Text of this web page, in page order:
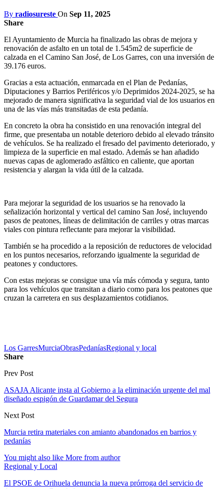
By radiosureste On Sep 11, 2025
Share
El Ayuntamiento de Murcia ha finalizado las obras de mejora y
renovación de asfalto en un total de 1.545m2 de superficie de
calzada en el Camino San José, de Los Garres, con una inversión de
39.176 euros.
Gracias a esta actuación, enmarcada en el Plan de Pedanías,
Diputaciones y Barrios Periféricos y/o Deprimidos 2024-2025, se ha
mejorado de manera significativa la seguridad vial de los usuarios en
una de las vías más transitadas de esta pedanía.
En concreto la obra ha consistido en una renovación integral del
firme, que presentaba un notable deterioro debido al elevado tránsito
de vehículos. Se ha realizado el fresado del pavimento deteriorado, y
limpieza de la superficie en mal estado. Además se han añadido
nuevas capas de aglomerado asfáltico en caliente, que aportan
resistencia y alargan la vida útil de la calzada.
Para mejorar la seguridad de los usuarios se ha renovado la
señalización horizontal y vertical del camino San José, incluyendo
pasos de peatones, líneas de delimitación de carriles y otras marcas
viales con pintura reflectante para mejorar la visibilidad.
También se ha procedido a la reposición de reductores de velocidad
en los puntos necesarios, reforzando igualmente la seguridad de
peatones y conductores.
Con estas mejoras se consigue una vía más cómoda y segura, tanto
para los vehículos que transitan a diario como para los peatones que
cruzan la carretera en sus desplazamientos cotidianos.
Los GarresMurciaObrasPedaníasRegional y local
Share
Prev Post
ASAJA Alicante insta al Gobierno a la eliminación urgente del mal
diseñado espigón de Guardamar del Segura
Next Post
Murcia retira materiales con amianto abandonados en barrios y
pedanías
You might also like More from author
Regional y Local
El PSOE de Orihuela denuncia la nueva prórroga del servicio de